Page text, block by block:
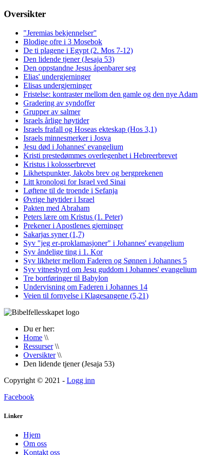
Oversikter
"Jeremias bekjennelser"
Blodige ofre i 3 Mosebok
De ti plagene i Egypt (2. Mos 7-12)
Den lidende tjener (Jesaja 53)
Den oppstandne Jesus åpenbarer seg
Elias' undergjerninger
Elisas undergjerninger
Fristelse: kontraster mellom den gamle og den nye Adam
Gradering av syndoffer
Grupper av salmer
Israels årlige høytider
Israels frafall og Hoseas ekteskap (Hos 3,1)
Israels minnesmerker i Josva
Jesu død i Johannes' evangelium
Kristi prestedømmes overlegenhet i Hebreerbrevet
Kristus i kolosserbrevet
Likhetspunkter, Jakobs brev og bergprekenen
Litt kronologi for Israel ved Sinai
Løftene til de troende i Sefanja
Øvrige høytider i Israel
Pakten med Abraham
Peters lære om Kristus (1. Peter)
Prekener i Apostlenes gjerninger
Sakarjas syner (1,7)
Syv "jeg er-proklamasjoner" i Johannes' evangelium
Syv åndelige ting i 1. Kor
Syv likheter mellom Faderen og Sønnen i Johannes 5
Syv vitnesbyrd om Jesu guddom i Johannes' evangelium
Tre bortføringer til Babylon
Undervisning om Faderen i Johannes 14
Veien til fornyelse i Klagesangene (5,21)
Du er her:
Home \\
Ressurser \\
Oversikter \\
Den lidende tjener (Jesaja 53)
Copyright © 2021 - Logg inn
Facebook
Linker
Hjem
Om oss
Kontakt oss